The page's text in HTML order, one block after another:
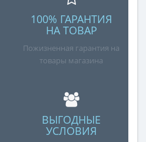
100% ГАРАНТИЯ
НА ТОВАР
Пожизненная гарантия на
товары магазина
ВЫГОДНЫЕ
УСЛОВИЯ